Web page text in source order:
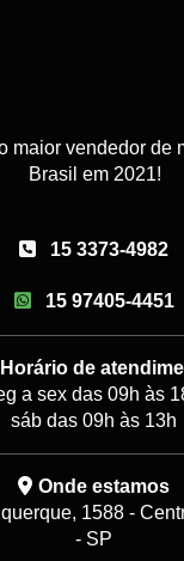
maior vendedor de
Brasil em 2021!
15 3373-4982
15 97405-4451
Horário de
a sex das 09h às
sáb das 09h às 13h
Onde estamos
1588 -
- SP